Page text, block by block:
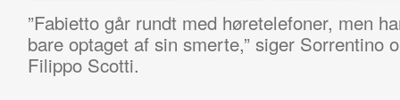
”Fabietto går rundt med høretelefoner, men
bare optaget af sin smerte,” siger Sorrentino
Filippo Scotti.